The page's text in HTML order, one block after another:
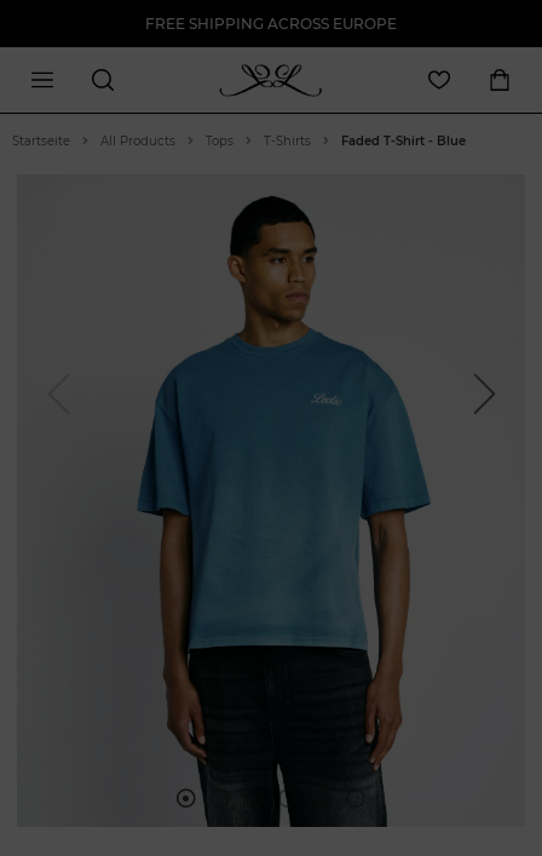
FREE SHIPPING ACROSS EUROPE
Startseite All Products Tops T-Shirts Faded T-Shirt - Blue
Next